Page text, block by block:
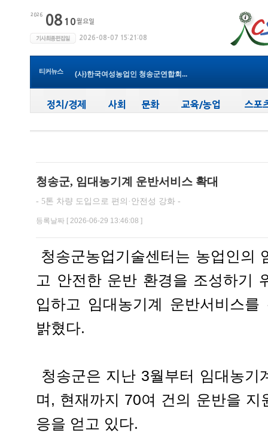
티커뉴스
청송군보건의료원, 비뇨의학과 진...
청송군, ‘지방세입 체납관리단’...
(사)한국여성농업인 청송군연합회...
청송군보건의료원, 2026년 지역사...
청송군, 대한배드민턴협회 2026년 ...
청송군, 임대농기계 운반서비스 확대
- 5톤 차량 도입으로 편의·안전성 강화 -
등록날짜 [ 2026-06-29 13:46:08 ]
청송군농업기술센터는 농업인의
고 안전한 운반 환경을 조성하기
입하고 임대농기계 운반서비스
밝혔다.
청송군은 지난 3월부터 임대농기
며, 현재까지 70여 건의 운반을
응을 얻고 있다.